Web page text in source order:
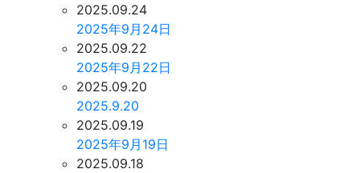
2025.09.24
2025年9月24日
2025.09.22
2025年9月22日
2025.09.20
2025.9.20
2025.09.19
2025年9月19日
2025.09.18